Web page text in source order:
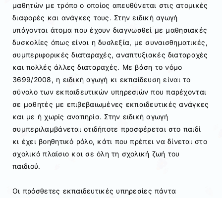
μαθητών με τρόπο ο οποίος απευθύνεται στις ατομικές
διαφορές και ανάγκες τους. Στην ειδική αγωγή
υπάγονται άτομα που έχουν διαγνωσθεί με μαθησιακές
δυσκολίες όπως είναι η δυσλεξία, με συναισθηματικές,
συμπεριφορικές διαταραχές, αναπτυξιακές διαταραχές
και πολλές άλλες διαταραχές. Με βάση το νόμο
3699/2008, η ειδική αγωγή κι εκπαίδευση είναι το
σύνολο των εκπαιδευτικών υπηρεσιών που παρέχονται
σε μαθητές με επιβεβαιωμένες εκπαιδευτικές ανάγκες
και με ή χωρίς αναπηρία. Στην ειδική αγωγή
συμπεριλαμβάνεται οτιδήποτε προσφέρεται στο παιδί
κι έχει βοηθητικό ρόλο, κάτι που πρέπει να δίνεται στο
σχολικό πλαίσιο και σε όλη τη σχολική ζωή του
παιδιού.
Οι πρόσθετες εκπαιδευτικές υπηρεσίες πάντα